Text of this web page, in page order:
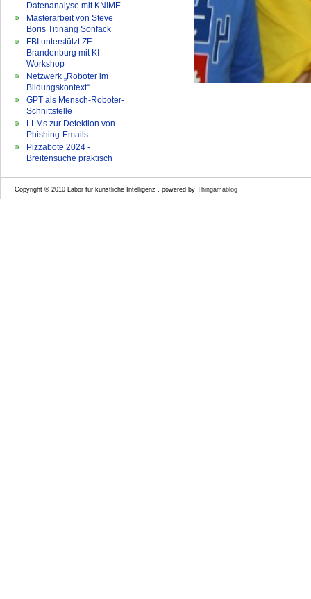
Datenanalyse mit KNIME
Masterarbeit von Steve
Boris Titinang Sonfack
FBI unterstützt ZF
Brandenburg mit KI-
Workshop
Netzwerk „Roboter im
Bildungskontext“
GPT als Mensch-Roboter-
Schnittstelle
LLMs zur Detektion von
Phishing-Emails
Pizzabote 2024 -
Breitensuche praktisch
Copyright © 2010 Labor für künstliche Intelligenz , powered by Thingamablog